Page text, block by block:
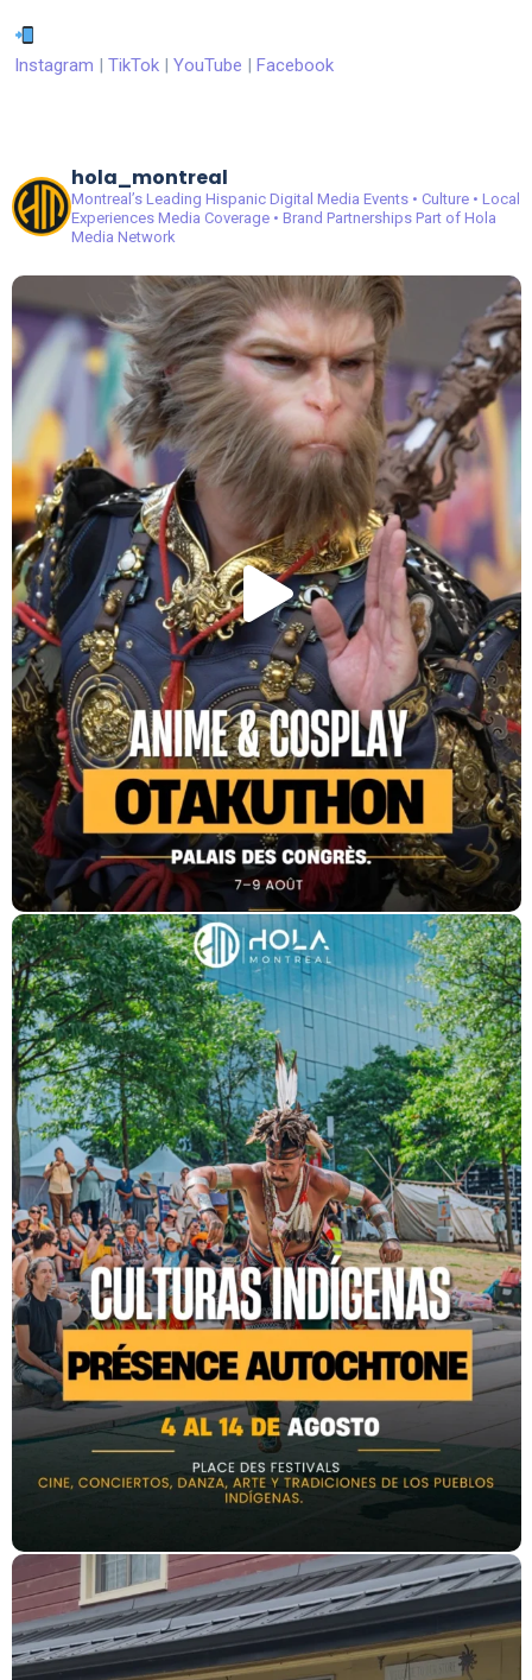
Instagram | TikTok | YouTube | Facebook
hola_montreal
Montreal’s Leading Hispanic Digital Media Events • Culture • Local
ExperiencesMedia Coverage • Brand PartnershipsPart of Hola
Media Network